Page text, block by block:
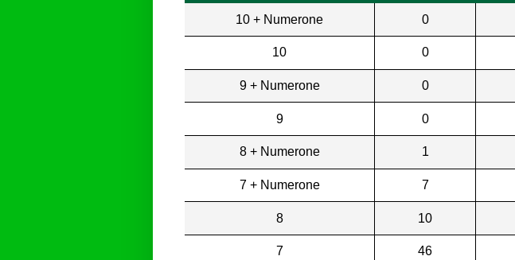
10 + Numerone 0
10 0
9 + Numerone 0
9 0
8 + Numerone 1
7 + Numerone 7
8 10
7 46